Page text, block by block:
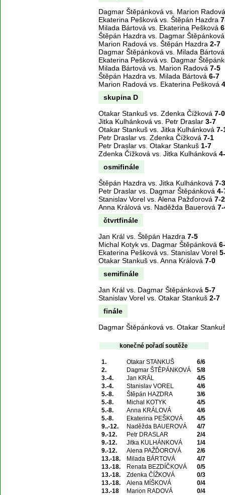
Dagmar Štěpánková vs. Marion
Ekaterina Pešková vs. Štěpán Hazdra
Milada Bártová vs. Ekaterina Pešková
Štěpán Hazdra vs. Dagmar
Marion Radová vs. Štěpán Hazdra 2-7
Dagmar Štěpánková vs. Milada
Ekaterina Pešková vs. Dagmar
Milada Bártová vs. Marion Radová 7-5
Štěpán Hazdra vs. Milada Bártová 6-7
Marion Radová vs. Ekaterina Pešková
skupina D
Otakar Stankuš vs. Zdenka Čížková 7-0
Jitka Kulhánková vs. Petr Draslar 3-7
Otakar Stankuš vs. Jitka Kulhánková 7-
Petr Draslar vs. Zdenka Čížková 7-1
Petr Draslar vs. Otakar Stankuš 1-7
Zdenka Čížková vs. Jitka Kulhánková
osmifinále
Štěpán Hazdra vs. Jitka Kulhánková 7-3
Petr Draslar vs. Dagmar Štěpánková 4-
Stanislav Vorel vs. Alena Pažďorová 7-2
Anna Králová vs. Naděžda Bauerová
čtvrtfinále
Jan Král vs. Štěpán Hazdra 7-5
Michal Kotyk vs. Dagmar Štěpánková
Ekaterina Pešková vs. Stanislav Vorel
Otakar Stankuš vs. Anna Králová 7-0
semifinále
Jan Král vs. Dagmar Štěpánková 5-7
Stanislav Vorel vs. Otakar Stankuš 2-7
finále
Dagmar Štěpánková vs. Otakar
konečné pořadí soutěže
1. Otakar STANKUŠ
6/6
2.
Dagmar ŠTĚPÁNKOVÁ
5/8
3.-4.
Jan KRÁL
4/5
3.-4.
Stanislav VOREL
4/6
5.-8.
Štěpán HAZDRA
3/6
5.-8.
Michal KOTYK
4/5
5.-8.
Anna KRÁLOVÁ
4/6
5.-8.
Ekaterina PEŠKOVÁ
4/5
9..-12.
Naděžda BAUEROVÁ
4/7
9.-12.
Petr DRASLAR
2/4
9.-12.
Jitka KULHÁNKOVÁ
1/4
9.-12.
Alena PAŽĎOROVÁ
2/6
13.-18.
Milada BÁRTOVÁ
4/7
13.-18.
Renata BEZDÍČKOVÁ
0/5
13.-18.
Zdenka ČÍŽKOVÁ
0/3
13.-18.
Alena MÍŠKOVÁ
0/4
13.-18
Marion RADOVÁ
0/4